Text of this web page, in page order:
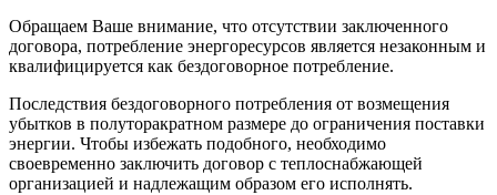
Обращаем Ваше внимание, что отсутствии заключенного
договора, потребление энергоресурсов является незаконным и
квалифицируется как бездоговорное потребление.
Последствия бездоговорного потребления от возмещения
убытков в полуторакратном размере до ограничения поставки
энергии. Чтобы избежать подобного, необходимо
своевременно заключить договор с теплоснабжающей
организацией и надлежащим образом его исполнять.